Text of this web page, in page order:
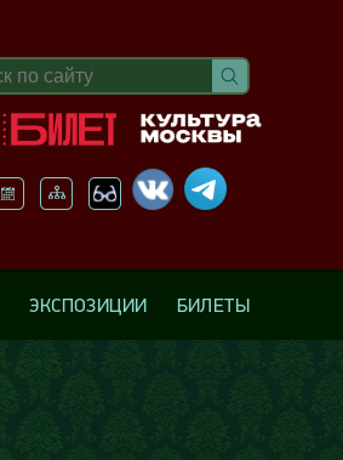
ЭКСПОЗИЦИИ БИЛЕТЫ